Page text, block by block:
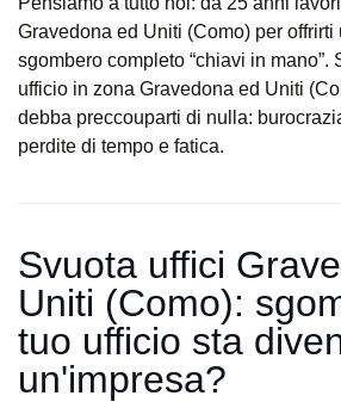
Gravedona ed Uniti (Como) per offrirti
sgombero completo “chiavi in mano”.
ufficio in zona Gravedona ed Uniti
debba preccouparti di nulla:
perdite di tempo e fatica.
Svuota uffici
Uniti (Como):
tuo ufficio sta
un'impresa?​